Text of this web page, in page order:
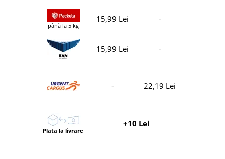
până la 5 kg
15,99 Lei -
15,99 Lei -
- 22,19 Lei
Plata la livrare
+10 Lei